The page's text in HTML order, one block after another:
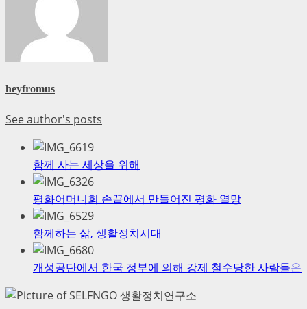
heyfromus
See author's posts
함께 사는 세상을 위해
평화어머니회 손끝에서 만들어진 평화 열망
함께하는 삶, 생활정치시대
개성공단에서 한국 정부에 의해 강제 철수당한 사람들은